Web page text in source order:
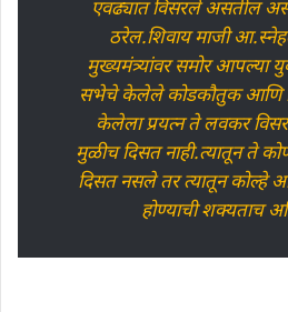
एवढ्यात विसरले असतील
ठरेल.शिवाय माजी
मुख्यमंत्र्यांवर समोर आपल्या
सभेचे केलेले कोडकौतुक आणि
केलेला प्रयत्न ते लवकर
मुळीच दिसत नाही.त्यातून ते
दिसत नसले तर त्यातून कोल्हे
होण्याची शक्यताच